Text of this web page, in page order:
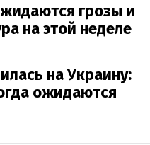
грозы и
на этой неделе
на Украину:
ожидаются